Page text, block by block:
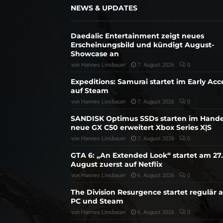
NEWS & UPDATES
Daedalic Entertainment zeigt neues
Erscheinungsbild und kündigt August-
Showcase an
von Hannes Linsbauer 7. August 2026 0
Expeditions: Samurai startet im Early
auf Steam
von Hannes Linsbauer 7. August 2026 0
SANDISK Optimus SSDs starten im
neue GX C50 erweitert Xbox Series X|S
von Hannes Linsbauer 7. August 2026 0
GTA 6: „An Extended Look“ startet am 27.
August zuerst auf Netflix
von Hannes Linsbauer 6. August 2026 0
The Division Resurgence startet regulär
PC und Steam
von Hannes Linsbauer 6. August 2026 0